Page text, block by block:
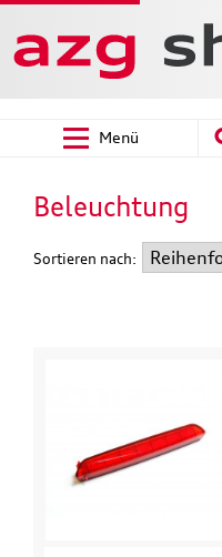
Menü
Beleuchtung
Sortieren nach